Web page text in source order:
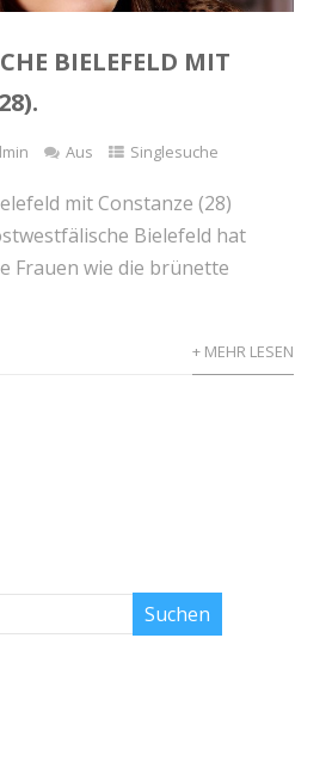
BIELEFELD MIT
Aus Singlesuche
mit Constanze (28)
Bielefeld hat
Frauen wie die brünette
+ MEHR LESEN